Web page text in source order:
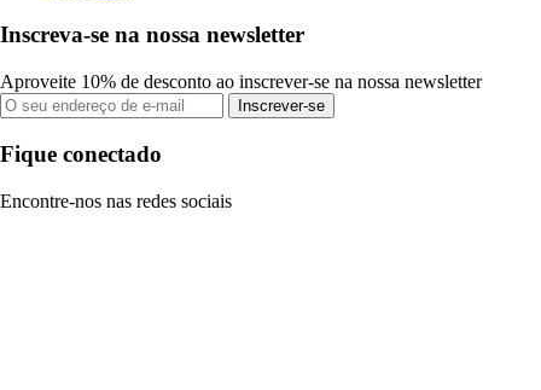
Inscreva-se na nossa newsletter
Aproveite 10% de desconto ao inscrever-se na nossa newsletter
Inscrever-se
Fique conectado
Encontre-nos nas redes sociais